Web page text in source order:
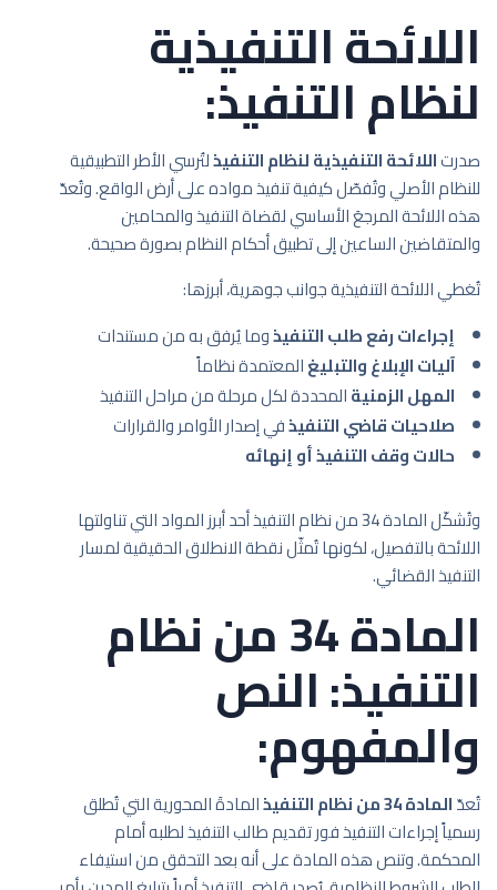
اللائحة التنفيذية
لنظام التنفيذ:
صدرتاللائحة التنفيذية لنظام التنفيذلتُرسي الأطر التطبيقية
للنظام الأصلي وتُفصّل كيفية تنفيذ مواده على أرض الواقع. وتُعدّ
هذه اللائحة المرجعَ الأساسي لقضاة التنفيذ والمحامين
والمتقاضين الساعين إلى تطبيق أحكام النظام بصورة صحيحة.
تُغطي اللائحة التنفيذية جوانب جوهرية، أبرزها:
إجراءات رفع طلب التنفيذوما يُرفق به من مستندات
آليات الإبلاغ والتبليغالمعتمدة نظاماً
المهل الزمنيةالمحددة لكل مرحلة من مراحل التنفيذ
صلاحيات قاضي التنفيذفي إصدار الأوامر والقرارات
حالات وقف التنفيذ أو إنهائه
وتُشكّل المادة 34 من نظام التنفيذ أحد أبرز المواد التي تناولتها
اللائحة بالتفصيل، لكونها تُمثّل نقطة الانطلاق الحقيقية لمسار
التنفيذ القضائي.
المادة 34 من نظام
التنفيذ: النص
والمفهوم:
تُعدّالمادة 34 من نظام التنفيذ
المادةَ المحورية التي تُطلق
رسمياً إجراءات التنفيذ فور تقديم طالب التنفيذ لطلبه أمام
المحكمة. وتنص هذه المادة على أنه بعد التحقق من استيفاء